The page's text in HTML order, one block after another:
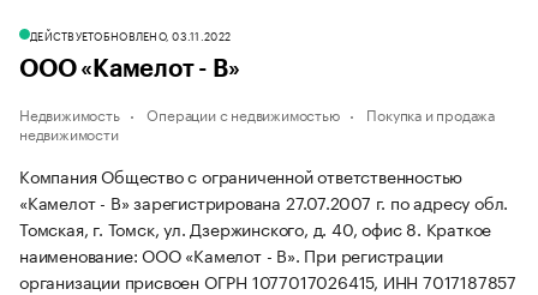
ДЕЙСТВУЕТОБНОВЛЕНО, 03.11.2022
ООО «Камелот - В»
Недвижимость Операции с недвижимостью
Покупка и продажа
недвижимости
Компания Общество с ограниченной ответственностью
«Камелот - В» зарегистрирована 27.07.2007 г. по адресу обл.
Томская, г. Томск, ул. Дзержинского, д. 40, офис 8. Краткое
наименование: ООО «Камелот - В». При регистрации
организации присвоен ОГРН 1077017026415, ИНН 7017187857